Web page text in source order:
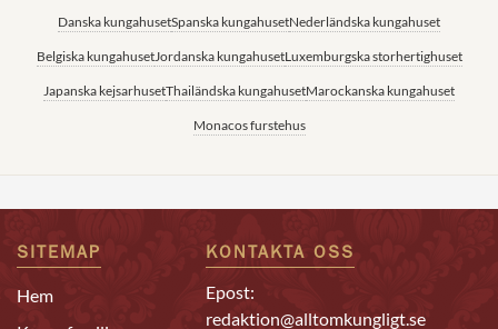
Danska kungahusetSpanska kungahusetNederländska kungahuset
Belgiska kungahusetJordanska kungahusetLuxemburgska storhertighuset
Japanska kejsarhusetThailändska kungahusetMarockanska kungahuset
Monacos furstehus
SITEMAP
Hem
KONTAKTA OSS
Epost:
redaktion@alltomkungligt.se